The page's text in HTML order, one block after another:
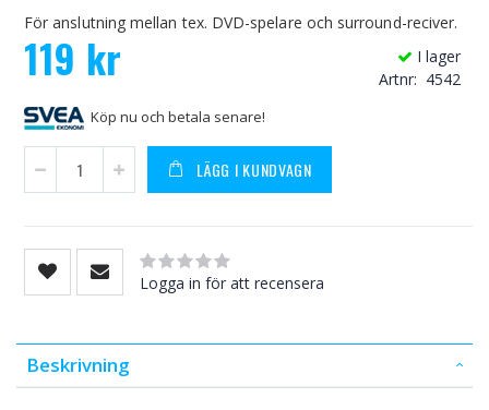
För anslutning mellan tex. DVD-spelare och surround-reciver.
119 kr
I lager
Artnr
4542
Köp nu och betala senare!
LÄGG I KUNDVAGN
Rating:
0% of100
Logga in för att recensera
Beskrivning